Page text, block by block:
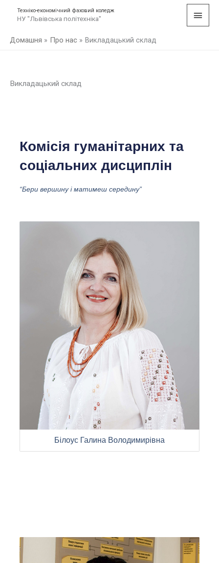
Техніко-економічний фаховий коледж
НУ "Львівська політехніка"
Домашня Про нас Викладацький склад
Викладацький склад
Комісія гуманітарних та
соціальних дисциплін
“Бери вершину і матимеш середину”
Білоус Галина Володимирівна